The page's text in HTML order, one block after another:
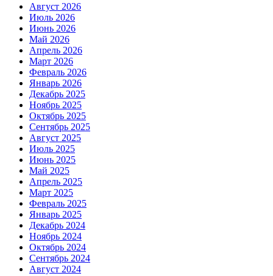
Август 2026
Июль 2026
Июнь 2026
Май 2026
Апрель 2026
Март 2026
Февраль 2026
Январь 2026
Декабрь 2025
Ноябрь 2025
Октябрь 2025
Сентябрь 2025
Август 2025
Июль 2025
Июнь 2025
Май 2025
Апрель 2025
Март 2025
Февраль 2025
Январь 2025
Декабрь 2024
Ноябрь 2024
Октябрь 2024
Сентябрь 2024
Август 2024